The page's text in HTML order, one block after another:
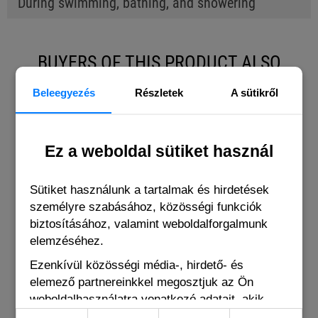
Beleegyezés Részletek A sütikről
Ez a weboldal sütiket használ
Sütiket használunk a tartalmak és hirdetések
személyre szabásához, közösségi funkciók
biztosításához, valamint weboldalforgalmunk
elemzéséhez.
Ezenkívül közösségi média-, hirdető- és
elemező partnereinkkel megosztjuk az Ön
weboldalhasználatra vonatkozó adatait, akik
BUYERS OF THIS PRODUCT ALSO